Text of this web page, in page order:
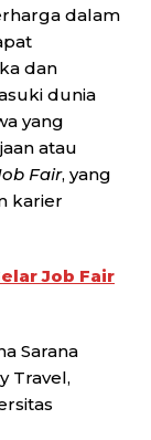
dalam
dan
dunia
yang
atau
b Fair, yang
karier
Job Fair
Sarana
Travel,